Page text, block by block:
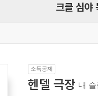
크클 심야
소득공제
헨델 극장 내